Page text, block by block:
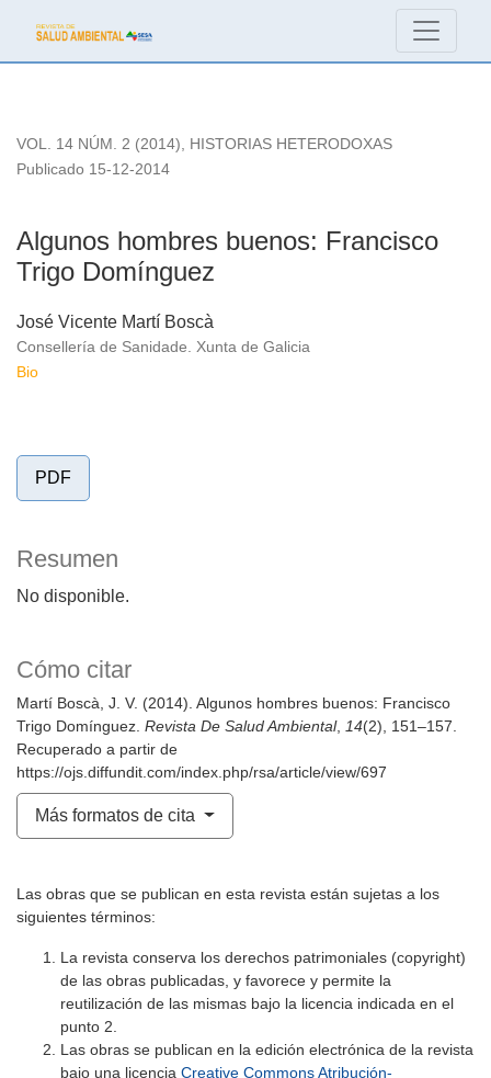
Algunos hombres buenos: Francisco Trigo Domínguez
VOL. 14 NÚM. 2 (2014), HISTORIAS HETERODOXAS
Algunos hombres buenos: Francisco
Trigo Domínguez
Publicado 15-12-2014
José Vicente Martí Boscà
Consellería de Sanidade. Xunta de Galicia
Bio
PDF
Cómo citar
Martí Boscà, J. V. (2014). Algunos hombres buenos: Francisco
Trigo Domínguez. Revista De Salud Ambiental, 14(2), 151–157.
Recuperado a partir de
https://ojs.diffundit.com/index.php/rsa/article/view/697
Más formatos de cita
Resumen
No disponible.
Las obras que se publican en esta revista están sujetas a los
siguientes términos:
La revista conserva los derechos patrimoniales (copyright)
de las obras publicadas, y favorece y permite la
reutilización de las mismas bajo la licencia indicada en el
punto 2.
Las obras se publican en la edición electrónica de la revista
bajo una licencia Creative Commons Atribución-